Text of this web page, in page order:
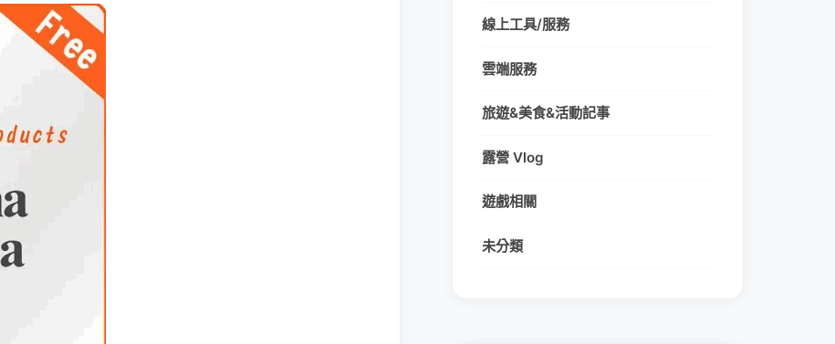
線上工具/服務
雲端服務
旅遊&美食&活動記事
露營 Vlog
遊戲相關
未分類